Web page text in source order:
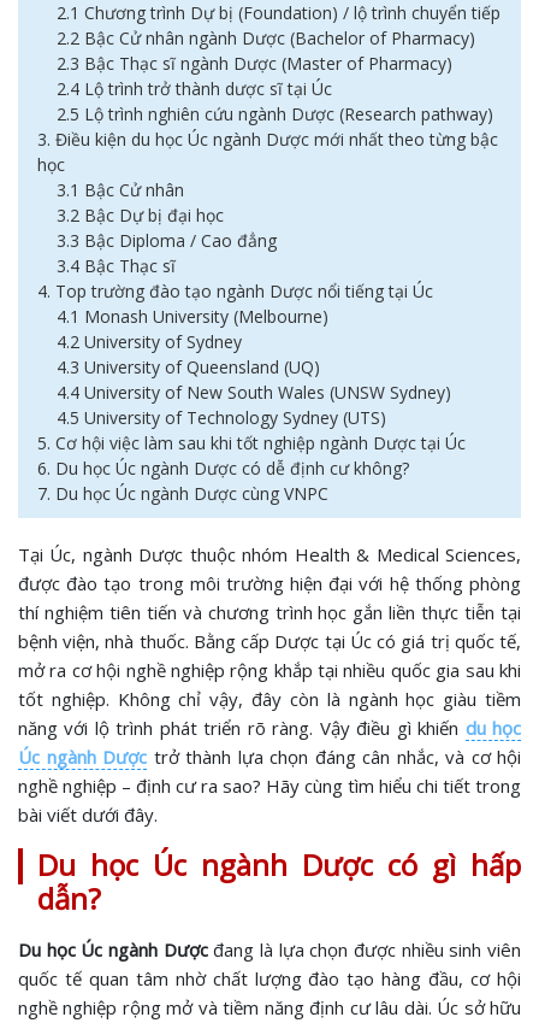
2.1 Chương trình Dự bị (Foundation) / lộ trình chuyển tiếp
2.2 Bậc Cử nhân ngành Dược (Bachelor of Pharmacy)
2.3 Bậc Thạc sĩ ngành Dược (Master of Pharmacy)
2.4 Lộ trình trở thành dược sĩ tại Úc
2.5 Lộ trình nghiên cứu ngành Dược (Research pathway)
3. Điều kiện du học Úc ngành Dược mới nhất theo từng bậc
học
3.1 Bậc Cử nhân
3.2 Bậc Dự bị đại học
3.3 Bậc Diploma / Cao đẳng
3.4 Bậc Thạc sĩ
4. Top trường đào tạo ngành Dược nổi tiếng tại Úc
4.1 Monash University (Melbourne)
4.2 University of Sydney
4.3 University of Queensland (UQ)
4.4 University of New South Wales (UNSW Sydney)
4.5 University of Technology Sydney (UTS)
5. Cơ hội việc làm sau khi tốt nghiệp ngành Dược tại Úc
6. Du học Úc ngành Dược có dễ định cư không?
7. Du học Úc ngành Dược cùng VNPC
Tại Úc, ngành Dược thuộc nhóm Health & Medical Sciences,
được đào tạo trong môi trường hiện đại với hệ thống phòng
thí nghiệm tiên tiến và chương trình học gắn liền thực tiễn tại
bệnh viện, nhà thuốc. Bằng cấp Dược tại Úc có giá trị quốc tế,
mở ra cơ hội nghề nghiệp rộng khắp tại nhiều quốc gia sau khi
tốt nghiệp. Không chỉ vậy, đây còn là ngành học giàu tiềm
năng với lộ trình phát triển rõ ràng. Vậy điều gì khiến du học
Úc ngành Dược trở thành lựa chọn đáng cân nhắc, và cơ hội
nghề nghiệp – định cư ra sao? Hãy cùng tìm hiểu chi tiết trong
bài viết dưới đây.
Du học Úc ngành Dược có gì hấp
dẫn?
Du học Úc ngành Dượcđang là lựa chọn được nhiều sinh viên
quốc tế quan tâm nhờ chất lượng đào tạo hàng đầu, cơ hội
nghề nghiệp rộng mở và tiềm năng định cư lâu dài. Úc sở hữu